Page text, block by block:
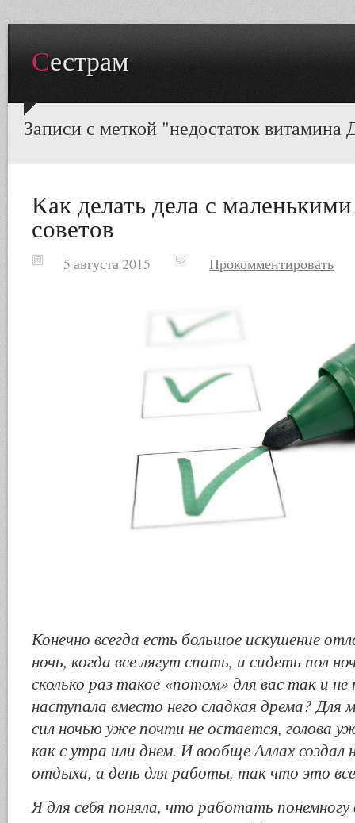
Сестрам
Записи с меткой "недостаток витамина
Как делать дела с
советов
5 августа 2015 Прокомментировать
Конечно всегда есть большое искушение
ночь, когда все лягут спать, и сидеть пол
сколько раз такое «потом» для вас так и не
наступала вместо него сладкая дрема? Для
сил ночью уже почти не остается, голова
как с утра или днем. И вообще Аллах создал
отдыха, а день для работы, так что это
Я для себя поняла, что работать понемногу